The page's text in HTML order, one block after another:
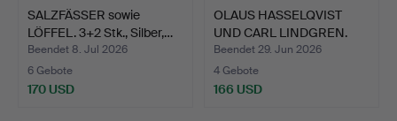
SALZFÄSSER sowie
LÖFFEL. 3+2 Stk., Silber,…
Beendet 8. Jul 2026
6 Gebote
170 USD
OLAUS HASSELQVIST
UND CARL LINDGREN.
Beche…
Beendet 29. Jun 2026
4 Gebote
166 USD